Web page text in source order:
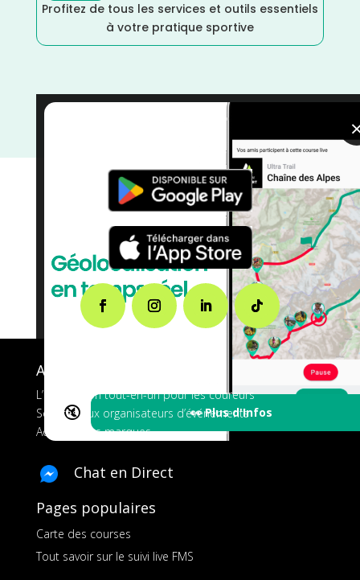
Profitez de tous les services et outils essentiels
à votre pratique sportive
🔇 👀 Plus d'Infos
Dénivelé Elevé/courses
A propos de FMS
L’application tout-en-un pour les coureurs
Services aux organisateurs d’événements
Ads pour les marques
Chat en Direct
Pages populaires
Carte des courses
Tout savoir sur le suivi live FMS